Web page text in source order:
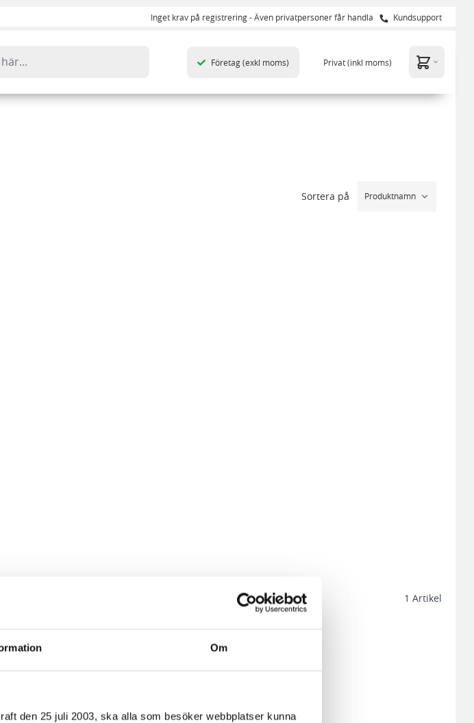
Om
den 25 juli 2003, ska alla som besöker webbplatser kunna
Inget krav på registrering - Även privatpersoner får handla Kundsupport
Företag(exkl moms) Privat(inkl moms)
Sortera på
1 Artikel